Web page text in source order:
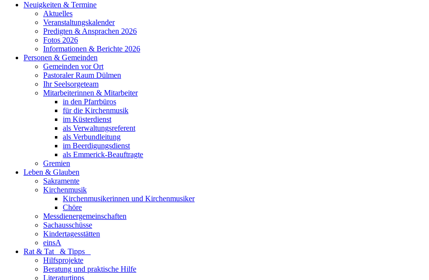
Neuigkeiten & Termine
Aktuelles
Veranstaltungskalender
Predigten & Ansprachen 2026
Fotos 2026
Informationen & Berichte 2026
Personen & Gemeinden
Gemeinden vor Ort
Pastoraler Raum Dülmen
Ihr Seelsorgeteam
Mitarbeiterinnen & Mitarbeiter
in den Pfarrbüros
für die Kirchenmusik
im Küsterdienst
als Verwaltungsreferent
als Verbundleitung
im Beerdigungsdienst
als Emmerick-Beauftragte
Gremien
Leben & Glauben
Sakramente
Kirchenmusik
Kirchenmusikerinnen und Kirchenmusiker
Chöre
Messdienergemeinschaften
Sachausschüsse
Kindertagesstätten
einsA
Rat & Tat & Tipps
Hilfsprojekte
Beratung und praktische Hilfe
Literaturtipps